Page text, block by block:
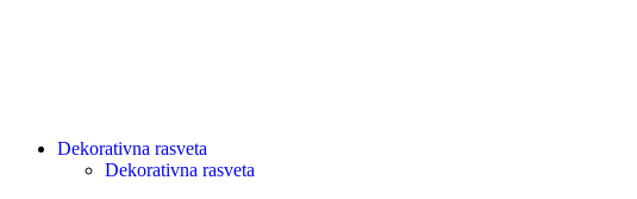
Dekorativna rasveta
Dekorativna rasveta